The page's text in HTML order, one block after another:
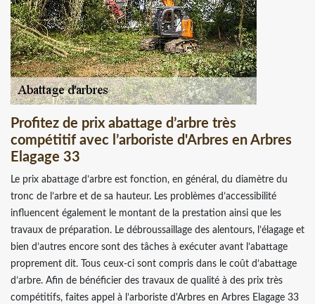
Profitez de prix abattage d’arbre très
compétitif avec l’arboriste d'Arbres en Arbres
Elagage 33
Le prix abattage d’arbre est fonction, en général, du diamètre du
tronc de l’arbre et de sa hauteur. Les problèmes d’accessibilité
influencent également le montant de la prestation ainsi que les
travaux de préparation. Le débroussaillage des alentours, l’élagage et
bien d’autres encore sont des tâches à exécuter avant l’abattage
proprement dit. Tous ceux-ci sont compris dans le coût d’abattage
d’arbre. Afin de bénéficier des travaux de qualité à des prix très
compétitifs, faites appel à l’arboriste d'Arbres en Arbres Elagage 33